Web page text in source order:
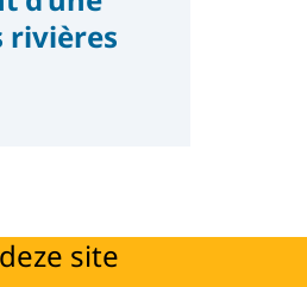
rivières
site